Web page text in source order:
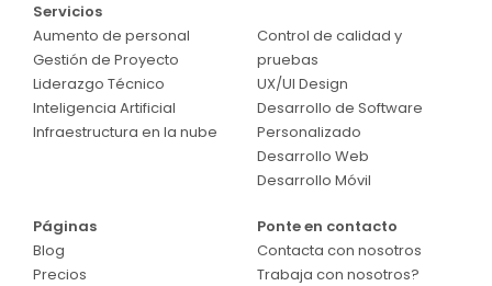
Servicios
Aumento de personal
Gestión de Proyecto
Liderazgo Técnico
Inteligencia Artificial
Infraestructura en la nube
Control de calidad y
pruebas
UX/UI Design
Desarrollo de Software
Personalizado
Desarrollo Web
Desarrollo Móvil
Páginas
Blog
Precios
Ponte en contacto
Contacta con nosotros
Trabaja con nosotros?